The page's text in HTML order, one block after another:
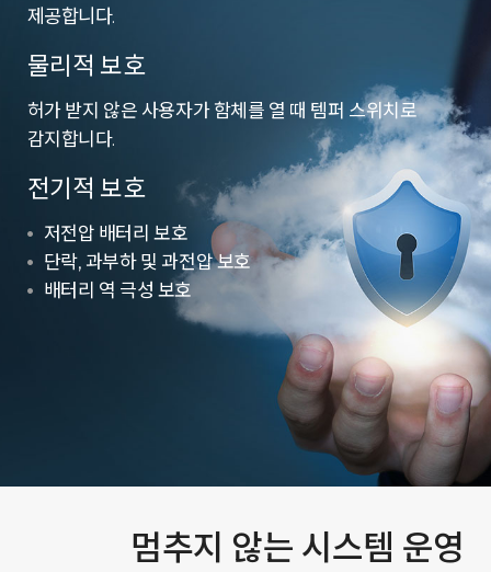
제공합니다.
물리적 보호
허가 받지 않은 사용자가 함체를 열 때 템퍼 스위치로
감지합니다.
전기적 보호
저전압 배터리 보호
단락, 과부하 및 과전압 보호
배터리 역 극성 보호
멈추지 않는 시스템 운영